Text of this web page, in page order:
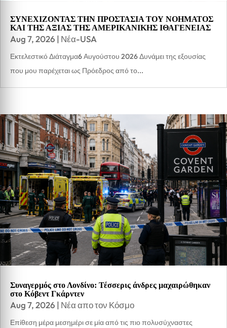
ΣΥΝΕΧΙΖΟΝΤΑΣ ΤΗΝ ΠΡΟΣΤΑΣΙΑ ΤΟΥ ΝΟΗΜΑΤΟΣ
ΚΑΙ ΤΗΣ ΑΞΙΑΣ ΤΗΣ ΑΜΕΡΙΚΑΝΙΚΗΣ ΙΘΑΓΕΝΕΙΑΣ
Aug 7, 2026 | Νέα-USA
Εκτελεστικό Διάταγμα6 Αυγούστου 2026 Δυνάμει της εξουσίας
που μου παρέχεται ως Πρόεδρος από το...
Συναγερμός στο Λονδίνο: Τέσσερις άνδρες μαχαιρώθηκαν
στο Κόβεντ Γκάρντεν
Aug 7, 2026 | Νέα απο τον Κόσμο
Επίθεση μέρα μεσημέρι σε μία από τις πιο πολυσύχναστες